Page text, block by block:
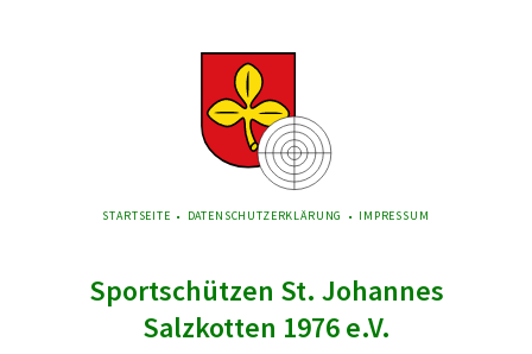
NAVIGATION
STARTSEITE DATENSCHUTZERKLÄRUNG IMPRESSUM
Sportschützen St. Johannes
Salzkotten 1976 e.V.